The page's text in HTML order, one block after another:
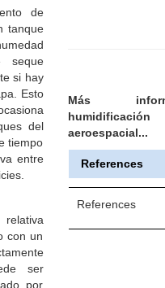
de
tanque
seque
si hay
Esto
del
tiempo
entre
relativa
con un
ser
por
Más
aeroespacial...
References
References